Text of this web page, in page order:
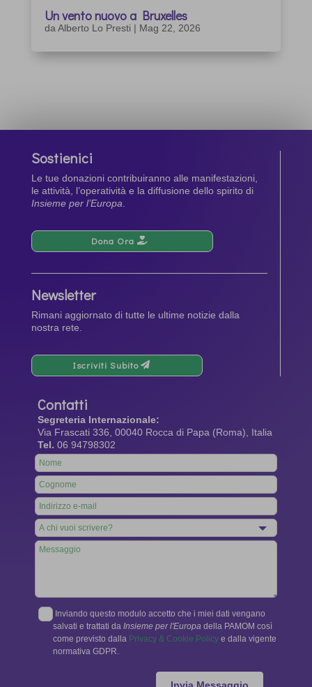
Un vento nuovo a Bruxelles
da Alberto Lo Presti | Mag 22, 2026
Sostienici
Le tue donazioni contribuiranno alle manifestazioni,
le attività, l’operatività e la diffusione dello spirito di
Insieme per l’Europa
Dona Ora
Newsletter
Rimani aggiornato di tutte le ultime notizie dalla
nostra rete.
Iscriviti Subito
Contatti
Segreteria Internazionale:
Via Frascati 336, 00040 Rocca di Papa (Roma), Italia
Tel. 06 94798302
Leave
this
field
blank
Inviando questo modulo accetto che i miei dati vengano
salvati e trattati da Insieme per l'Europa della PAMOM così
come previsto dalla Privacy & Cookie Policy e dalla vigente
normativa GDPR.
Invia Messaggio